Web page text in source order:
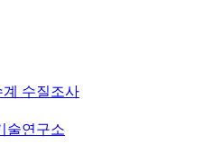
수질조사
술연구소